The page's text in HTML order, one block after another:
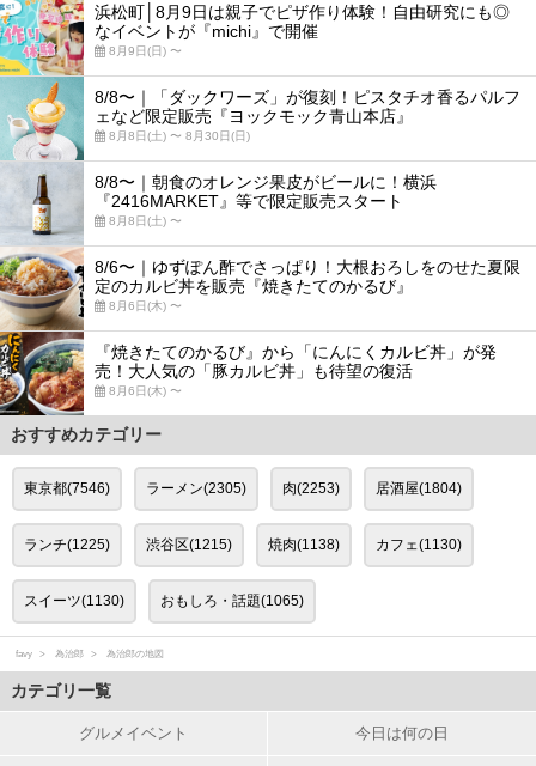
浜松町│8月9日は親子でピザ作り体験！自由研究にも◎
なイベントが『michi』で開催
8月9日(日) 〜
8/8〜｜「ダックワーズ」が復刻！ピスタチオ香るパルフ
ェなど限定販売『ヨックモック青山本店』
8月8日(土) 〜 8月30日(日)
8/8〜｜朝食のオレンジ果皮がビールに！横浜
『2416MARKET』等で限定販売スタート
8月8日(土) 〜
8/6〜｜ゆずぽん酢でさっぱり！大根おろしをのせた夏限
定のカルビ丼を販売『焼きたてのかるび』
8月6日(木) 〜
『焼きたてのかるび』から「にんにくカルビ丼」が発
売！大人気の「豚カルビ丼」も待望の復活
8月6日(木) 〜
おすすめカテゴリー
東京都(7546) ラーメン(2305) 肉(2253) 居酒屋(1804)
ランチ(1225) 渋谷区(1215) 焼肉(1138) カフェ(1130)
スイーツ(1130) おもしろ・話題(1065)
favy 為治郎 為治郎の地図
カテゴリ一覧
グルメイベント 今日は何の日